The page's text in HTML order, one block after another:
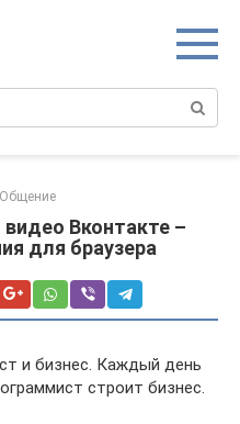
Общение
Вконтакте –
для браузера
и бизнес. Каждый день
строит бизнес.